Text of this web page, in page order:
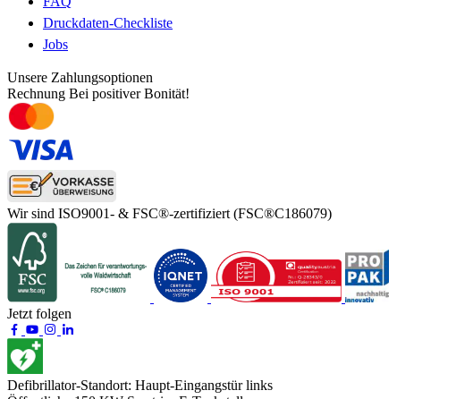
Druckdaten-Checkliste
Jobs
Unsere Zahlungsoptionen
Rechnung Bei positiver Bonität!
Wir sind ISO9001- & FSC®-zertifiziert (FSC®C186079)
Jetzt folgen
Defibrillator-Standort: Haupt-Eingangstür links